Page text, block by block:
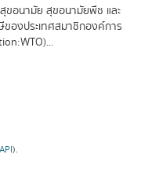
ขอนามัย สุขอนามัยพืช และ
องประเทศสมาชิกองค์การ
).